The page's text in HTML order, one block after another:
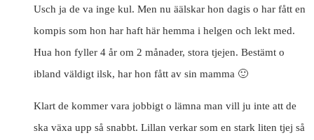
Usch ja de va inge kul. Men nu äälskar hon dagis o har fått en
kompis som hon har haft här hemma i helgen och lekt med.
Hua hon fyller 4 år om 2 månader, stora tjejen. Bestämt o
ibland väldigt ilsk, har hon fått av sin mamma 🙂
Klart de kommer vara jobbigt o lämna man vill ju inte att de
ska växa upp så snabbt. Lillan verkar som en stark liten tjej så